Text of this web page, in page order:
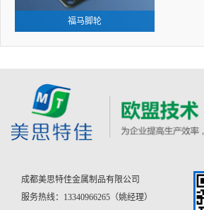
福马脚轮
成都美思特佳金属制品有限公司
服务热线：13340966265（姚经理）